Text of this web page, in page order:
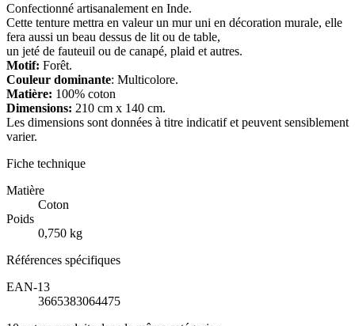
Confectionné artisanalement en Inde.
Cette tenture mettra en valeur un mur uni en décoration murale, elle
fera aussi un beau dessus de lit ou de table,
un jeté de fauteuil ou de canapé, plaid et autres.
Motif: Forêt.
Couleur dominante: Multicolore.
Matière: 100% coton
Dimensions: 210 cm x 140 cm.
Les dimensions sont données à titre indicatif et peuvent sensiblement
varier.
Fiche technique
Matière
Coton
Poids
0,750 kg
Références spécifiques
EAN-13
3665383064475